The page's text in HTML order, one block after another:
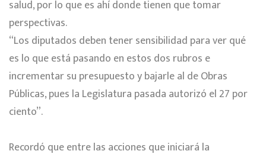
salud, por lo que es ahí donde tienen que tomar
perspectivas.
“Los diputados deben tener sensibilidad para ver qué
es lo que está pasando en estos dos rubros e
incrementar su presupuesto y bajarle al de Obras
Públicas, pues la Legislatura pasada autorizó el 27 por
ciento”.
Recordó que entre las acciones que iniciará la